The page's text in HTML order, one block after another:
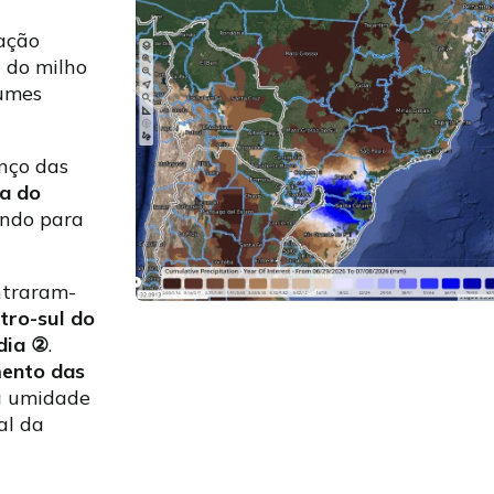
do milho
das
do
para
sul do
②.
das
umidade
da